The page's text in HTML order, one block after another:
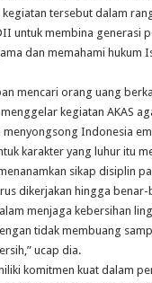
tersebut dalam
untuk membina generasi
dan memahami hukum
mencari orang uang
kegiatan AKAS
Indonesia
karakter yang luhur itu
sikap disiplin
dikerjakan hingga
menjaga kebersihan
tidak membuang
ucap dia.
komitmen kuat dalam